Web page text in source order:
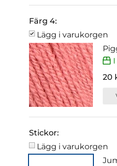
Färg 4:
Lägg i varukorgen
20
Stickor:
Lägg i varukorgen